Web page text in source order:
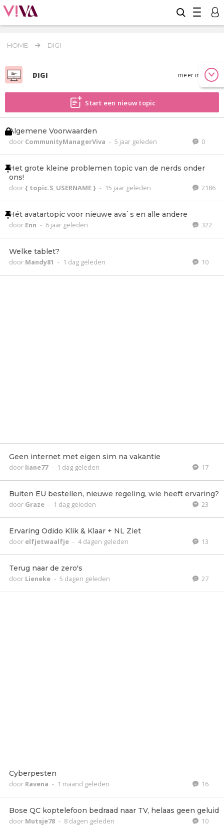
HOME DIGI
DIGI meer info
Start een nieuw topic
Algemene Voorwaarden
door CommunityManagerViva - 5 jaar geleden 0
Het grote kleine problemen topic van de nerds onder
ons!
door{ topic.S_USERNAME } - 15 jaar geleden 2186
Hét avatartopic voor nieuwe ava`s en alle andere
door Enn - 6 jaar geleden 322
Welke tablet?
door Mandy81 - 1 dag geleden 10
Geen internet met eigen sim na vakantie
door liane77 - 1 dag geleden 17
Buiten EU bestellen, nieuwe regeling, wie heeft ervaring?
door Graze - 1 dag geleden 23
Ervaring Odido Klik & Klaar + NL Ziet
door elfjetwaalfje - 4 dagen geleden 13
Terug naar de zero's
door Lieneke - 5 dagen geleden 27
Cyberpesten
door Ravena - 1 maand geleden 16
Bose QC koptelefoon bedraad naar TV, helaas geen geluid
door Mutsje78 - 8 dagen geleden 10